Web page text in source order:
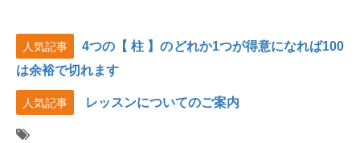
人気記事
4つの【 柱 】のどれか1つが得意になれば100
は余裕で切れます
人気記事 レッスンについてのご案内